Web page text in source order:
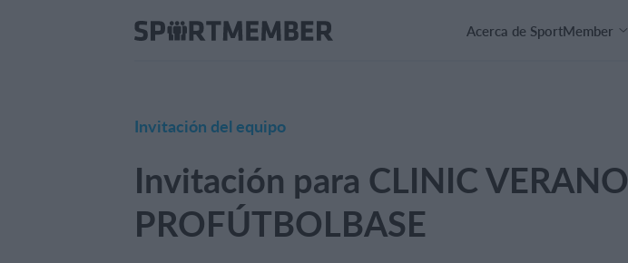
Acerca de SportMember
Invitación del equipo
Invitación para CLINIC VERANO
PROFÚTBOLBASE